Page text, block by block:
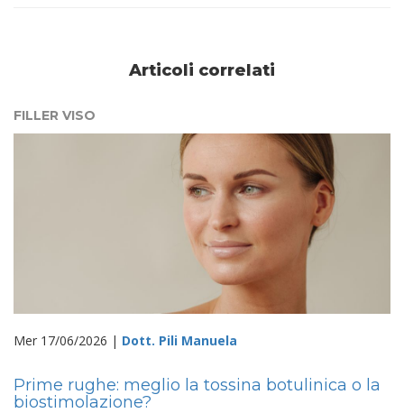
Articoli correlati
FILLER VISO
Mer 17/06/2026 | Dott. Pili Manuela
Prime rughe: meglio la tossina botulinica o la
biostimolazione?